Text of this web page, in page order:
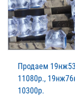
Продаем
11080р.,
10300р.